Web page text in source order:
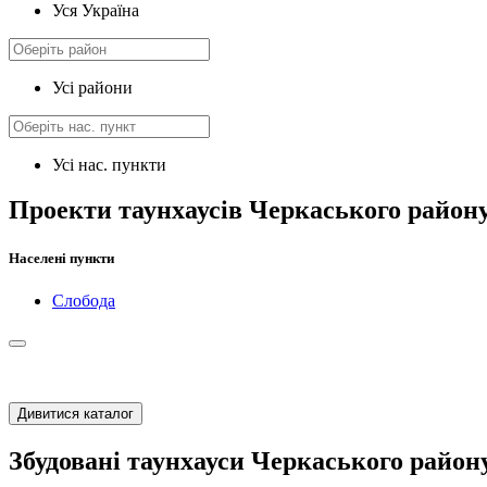
Уся Україна
Усі райони
Усі нас. пункти
Проекти таунхаусів Черкаського
Населені пункти
Слобода
Дивитися каталог
Збудовані таунхауси Черкаського